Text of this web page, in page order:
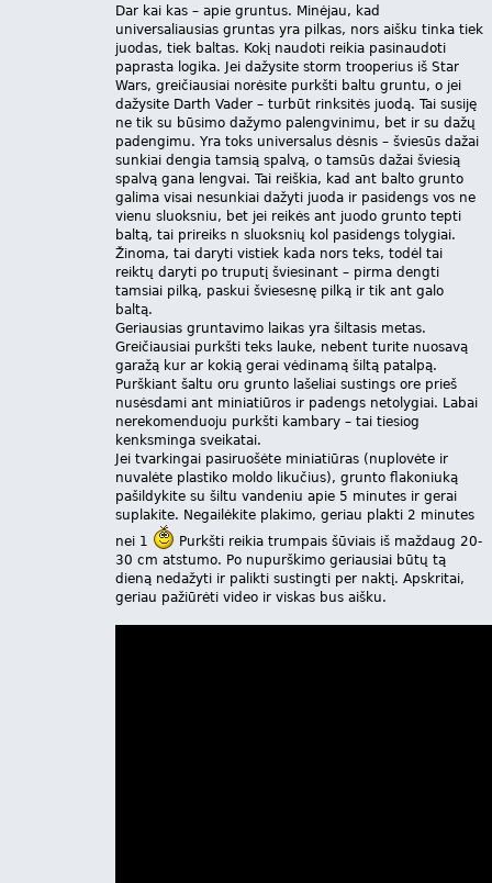
Dar kai kas – apie gruntus. Minėjau, kad
universaliausias gruntas yra pilkas, nors aišku tinka tiek
juodas, tiek baltas. Kokį naudoti reikia pasinaudoti
paprasta logika. Jei dažysite storm trooperius iš Star
Wars, greičiausiai norėsite purkšti baltu gruntu, o jei
dažysite Darth Vader – turbūt rinksitės juodą. Tai susiję
ne tik su būsimo dažymo palengvinimu, bet ir su dažų
padengimu. Yra toks universalus dėsnis – šviesūs dažai
sunkiai dengia tamsią spalvą, o tamsūs dažai šviesią
spalvą gana lengvai. Tai reiškia, kad ant balto grunto
galima visai nesunkiai dažyti juoda ir pasidengs vos ne
vienu sluoksniu, bet jei reikės ant juodo grunto tepti
baltą, tai prireiks n sluoksnių kol pasidengs tolygiai.
Žinoma, tai daryti vistiek kada nors teks, todėl tai
reiktų daryti po truputį šviesinant – pirma dengti
tamsiai pilką, paskui šviesesnę pilką ir tik ant galo
baltą.
Geriausias gruntavimo laikas yra šiltasis metas.
Greičiausiai purkšti teks lauke, nebent turite nuosavą
garažą kur ar kokią gerai vėdinamą šiltą patalpą.
Purškiant šaltu oru grunto lašeliai sustings ore prieš
nusėsdami ant miniatiūros ir padengs netolygiai. Labai
nerekomenduoju purkšti kambary – tai tiesiog
kenksminga sveikatai.
Jei tvarkingai pasiruošėte miniatiūras (nuplovėte ir
nuvalėte plastiko moldo likučius), grunto flakoniuką
pašildykite su šiltu vandeniu apie 5 minutes ir gerai
suplakite. Negailėkite plakimo, geriau plakti 2 minutes
nei 1
Purkšti reikia trumpais šūviais iš maždaug 20-
30 cm atstumo. Po nupurškimo geriausiai būtų tą
dieną nedažyti ir palikti sustingti per naktį. Apskritai,
geriau pažiūrėti video ir viskas bus aišku.